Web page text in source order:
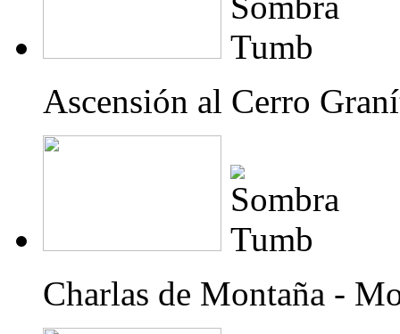
Ascensión al Cerro
Charlas de Montaña -